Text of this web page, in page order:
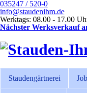
035247 / 520-0
info@staudenihm.de
Werktags: 08.00 - 17.00
Nächster Werksverkauf
Staudengärtnerei